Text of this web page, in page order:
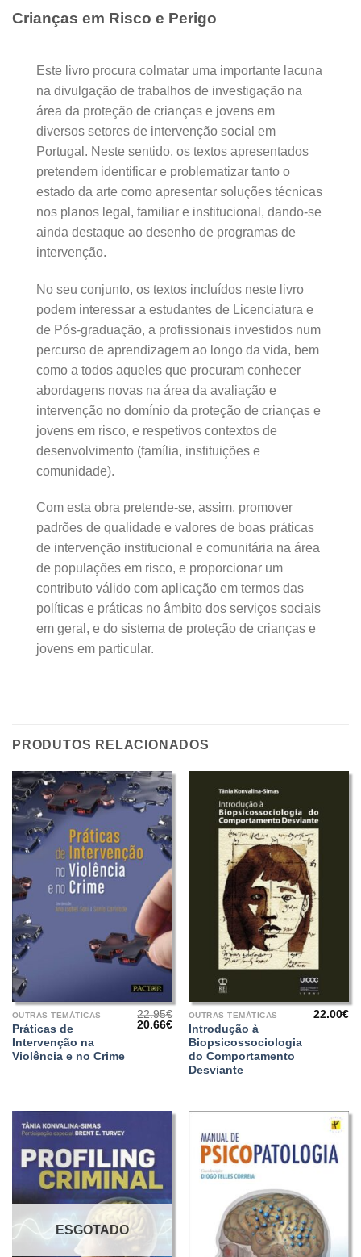
Crianças em Risco e Perigo
Este livro procura colmatar uma importante lacuna
na divulgação de trabalhos de investigação na
área da proteção de crianças e jovens em
diversos setores de intervenção social em
Portugal. Neste sentido, os textos apresentados
pretendem identificar e problematizar tanto o
estado da arte como apresentar soluções técnicas
nos planos legal, familiar e institucional, dando-se
ainda destaque ao desenho de programas de
intervenção.
No seu conjunto, os textos incluídos neste livro
podem interessar a estudantes de Licenciatura e
de Pós-graduação, a profissionais investidos num
percurso de aprendizagem ao longo da vida, bem
como a todos aqueles que procuram conhecer
abordagens novas na área da avaliação e
intervenção no domínio da proteção de crianças e
jovens em risco, e respetivos contextos de
desenvolvimento (família, instituições e
comunidade).
Com esta obra pretende-se, assim, promover
padrões de qualidade e valores de boas práticas
de intervenção institucional e comunitária na área
de populações em risco, e proporcionar um
contributo válido com aplicação em termos das
políticas e práticas no âmbito dos serviços sociais
em geral, e do sistema de proteção de crianças e
jovens em particular.
PRODUTOS RELACIONADOS
OUTRAS TEMÁTICAS
Práticas de
Intervenção na
Violência e no Crime
22.95€
O
20.66€O
preço
atual
20.66€.
OUTRAS TEMÁTICAS
Introdução à
Biopsicossociologia
do Comportamento
Desviante
22.00€
ESGOTADO